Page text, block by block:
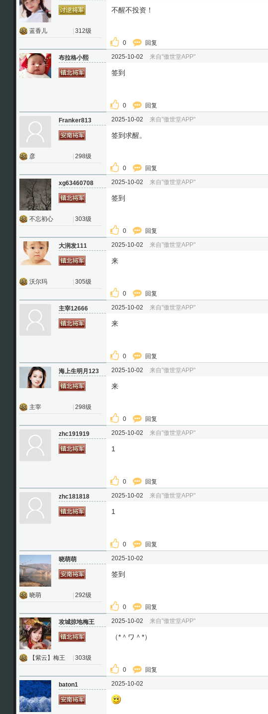
蓝香儿 312级
不醒不投资！
0 回复
布拉格小熙 2025-10-02 来自"傲世堂APP"
签到
0 回复
Franker813
彦 298级
2025-10-02 来自"傲世堂APP"
签到求醒。
0 回复
xg63460708
不忘初心 303级
2025-10-02 来自"傲世堂APP"
签到
0 回复
大润发111
沃尔玛 305级
2025-10-02 来自"傲世堂APP"
来
0 回复
主宰12666 2025-10-02 来自"傲世堂APP"
来
0 回复
海上生明月123
主宰 298级
2025-10-02 来自"傲世堂APP"
来
0 回复
zhc191919 2025-10-02 来自"傲世堂APP"
1
0 回复
zhc181818 2025-10-02 来自"傲世堂APP"
1
0 回复
晓萌萌
晓萌 292级
2025-10-02
签到
0 回复
攻城掠地梅王
【紫云】梅王 303级
2025-10-02 来自"傲世堂APP"
（*＾ワ＾*）
0 回复
baton1 2025-10-02